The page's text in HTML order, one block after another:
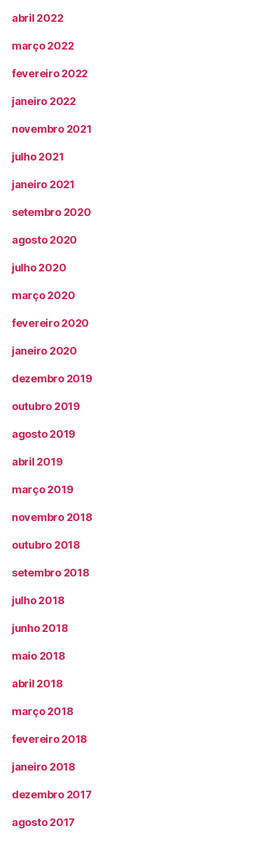
abril 2022
março 2022
fevereiro 2022
janeiro 2022
novembro 2021
julho 2021
janeiro 2021
setembro 2020
agosto 2020
julho 2020
março 2020
fevereiro 2020
janeiro 2020
dezembro 2019
outubro 2019
agosto 2019
abril 2019
março 2019
novembro 2018
outubro 2018
setembro 2018
julho 2018
junho 2018
maio 2018
abril 2018
março 2018
fevereiro 2018
janeiro 2018
dezembro 2017
agosto 2017